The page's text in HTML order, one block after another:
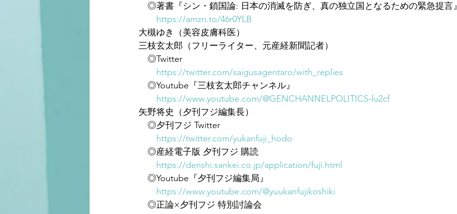
◎著書『シン・鎖国論: 日本の消滅を防ぎ、真の独立国となるための緊急提言』
https://amzn.to/46r0YLB
大槻ゆき（美容皮膚科医）
三枝玄太郎（フリーライター、元産経新聞記者）
◎Twitter
https://twitter.com/saigusagentaro/with_replies
◎Youtube『三枝玄太郎チャンネル』
https://www.youtube.com/@GENCHANNELPOLITICS-lu2cf
矢野将史（夕刊フジ編集長）
◎夕刊フジ Twitter
https://twitter.com/yukanfuji_hodo
◎産経電子版 夕刊フジ 購読
https://denshi.sankei.co.jp/application/fuji.html
◎Youtube『夕刊フジ編集局』
https://www.youtube.com/@yuukanfujikoshiki
◎正論×夕刊フジ 特別討論会